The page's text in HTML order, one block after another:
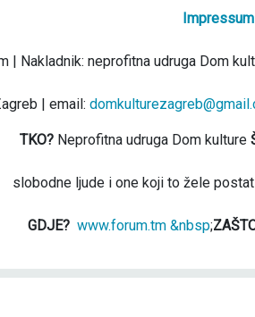
Impressum
| Nakladnik: neprofitna udruga Dom
| email:
TKO? Neprofitna udruga Dom kulture
slobodne ljude i one koji to žele
GDJE? www.forum.tm &nbsp;